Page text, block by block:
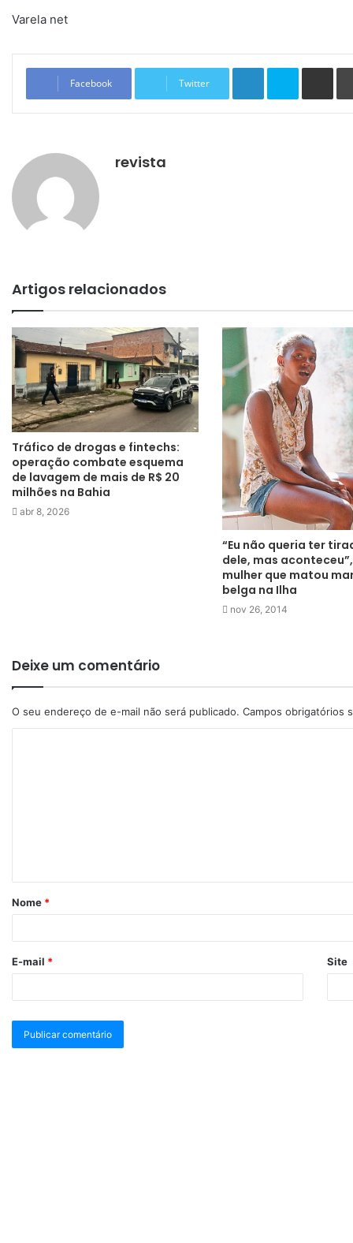
Varela net
Facebook Twitter
Linkedin Skype
revista
Artigos relacionados
Tráfico de drogas e fintechs:
operação combate esquema
de lavagem de mais de R$ 20
milhões na Bahia
abr 8, 2026
“Eu não queria ter
dele, mas
mulher que matou
belga na Ilha
nov 26, 2014
Deixe um comentário
O seu endereço de e-mail não será publicado. Campos obrigatórios
Nome *
E-mail * Site